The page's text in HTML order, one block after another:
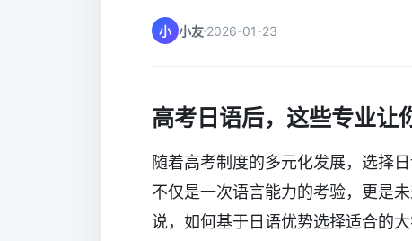
小 小友 2026-01-23
高考日语后，这些专业让
随着高考制度的多元化发展，选择
不仅是一次语言能力的考验，更是
说，如何基于日语优势选择适合的